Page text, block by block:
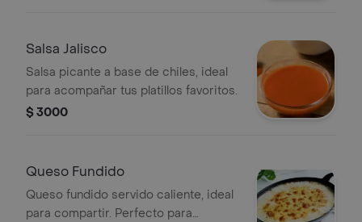
Salsa Jalisco
Salsa picante a base de chiles, ideal
para acompañar tus platillos favoritos.
$ 3000
Queso Fundido
Queso fundido servido caliente, ideal
para compartir. Perfecto para